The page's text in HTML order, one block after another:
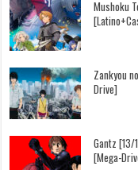
Mushoku
Zankyou
Drive]
Gantz
[Mega-